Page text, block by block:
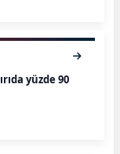
yüzde 90